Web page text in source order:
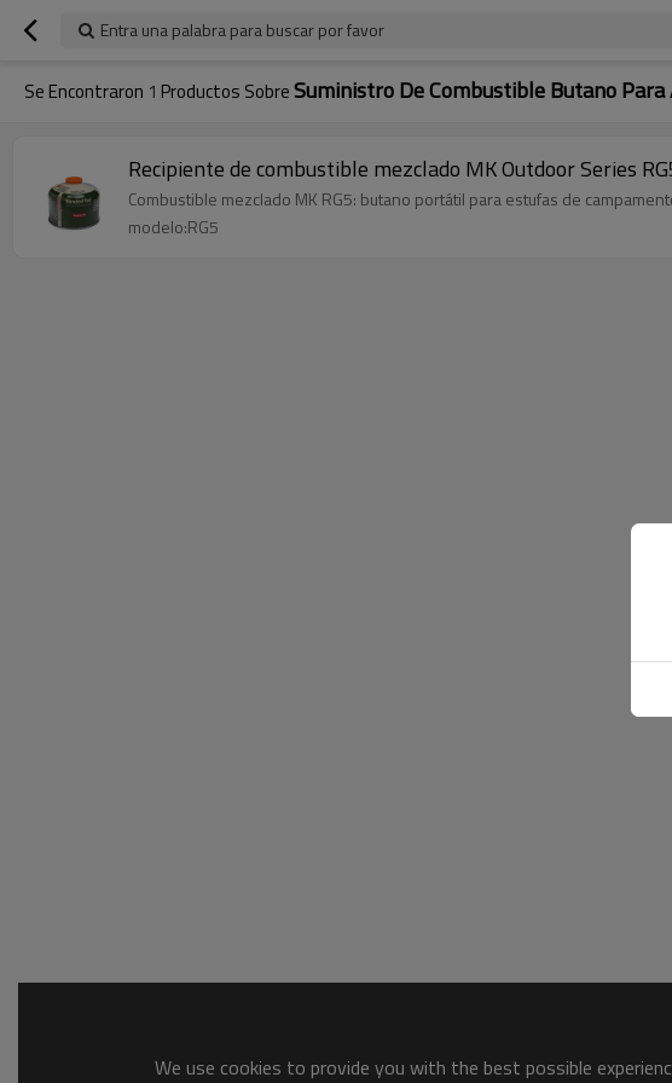
Entra una palabra para buscar por favor
Se Encontraron 1 Productos SobreSuministro De Combustible Butano Para
Recipiente de combustible mezclado MK Outdoor Series
Combustible mezclado MK RG5: butano portátil para estufas de
modelo:RG5
We use cookies to provide you with the best possible